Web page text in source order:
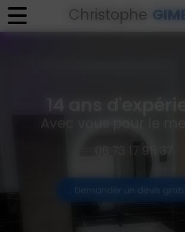
Panneau de gestion des cookies
Christophe
14 ans
06 73 17 95 37
Demander un devis